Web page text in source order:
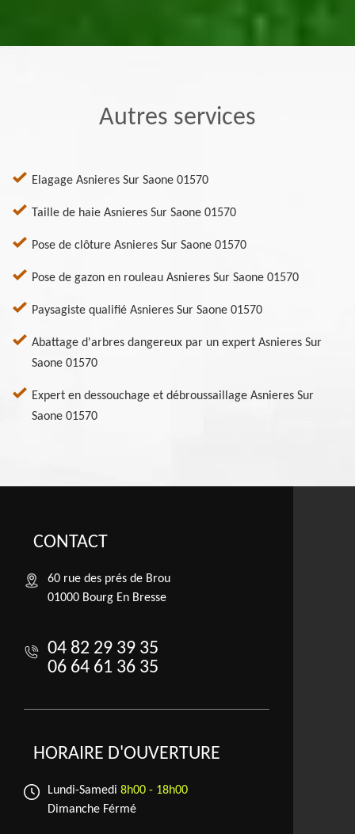
Autres services
Elagage Asnieres Sur Saone 01570
Taille de haie Asnieres Sur Saone 01570
Pose de clôture Asnieres Sur Saone 01570
Pose de gazon en rouleau Asnieres Sur Saone 01570
Paysagiste qualifié Asnieres Sur Saone 01570
Abattage d'arbres dangereux par un expert Asnieres Sur
Saone 01570
Expert en dessouchage et débroussaillage Asnieres Sur
Saone 01570
CONTACT
60 rue des prés de Brou
01000 Bourg En Bresse
04 82 29 39 35
06 64 61 36 35
HORAIRE D'OUVERTURE
Lundi-Samedi 8h00 - 18h00
Dimanche Férmé